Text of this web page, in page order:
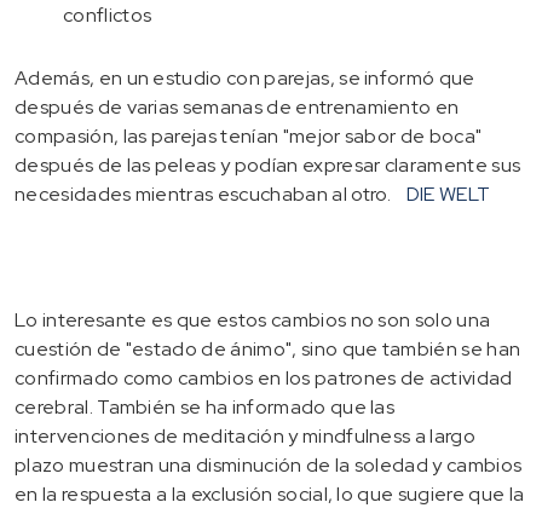
conflictos
Además, en un estudio con parejas, se informó que
después de varias semanas de entrenamiento en
compasión, las parejas tenían "mejor sabor de boca"
después de las peleas y podían expresar claramente sus
necesidades mientras escuchaban al otro.
DIE WELT
Lo interesante es que estos cambios no son solo una
cuestión de "estado de ánimo", sino que también se han
confirmado como cambios en los patrones de actividad
cerebral. También se ha informado que las
intervenciones de meditación y mindfulness a largo
plazo muestran una disminución de la soledad y cambios
en la respuesta a la exclusión social, lo que sugiere que la